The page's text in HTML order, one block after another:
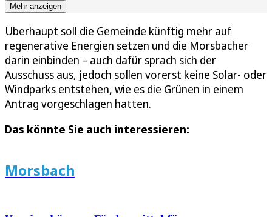
Mehr anzeigen
Überhaupt soll die Gemeinde künftig mehr auf
regenerative Energien setzen und die Morsbacher
darin einbinden – auch dafür sprach sich der
Ausschuss aus, jedoch sollen vorerst keine Solar- oder
Windparks entstehen, wie es die Grünen in einem
Antrag vorgeschlagen hatten.
Das könnte Sie auch interessieren:
Morsbach